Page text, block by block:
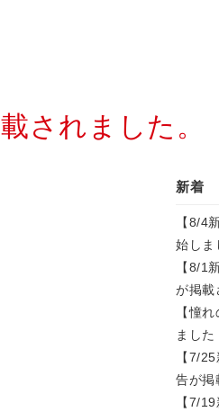
されました。
新着
【8/4
始しま
【8/1
が掲載
【憧
ました
【7/
告が掲
【7/